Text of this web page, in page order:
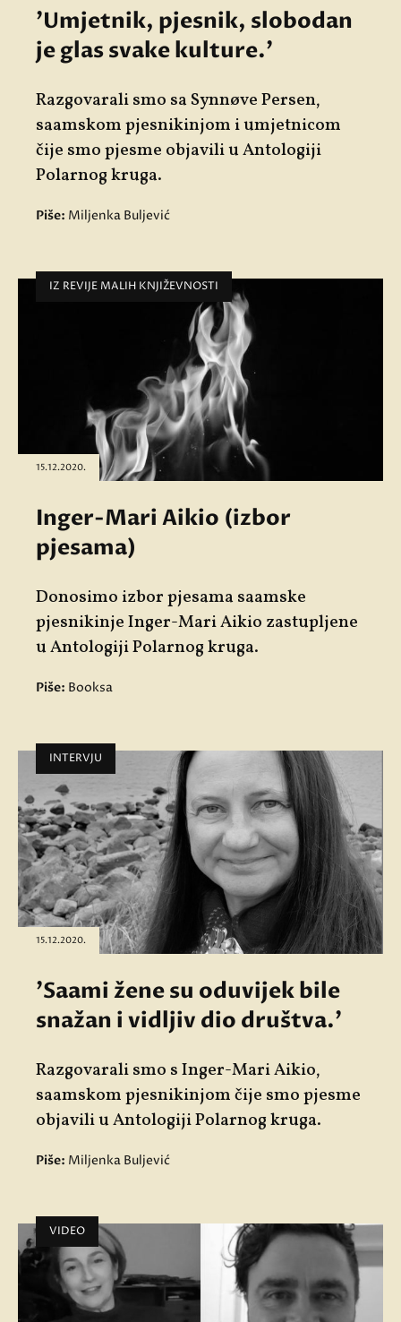
'Umjetnik, pjesnik, slobodan
je glas svake kulture.'
Razgovarali smo sa Synnøve Persen,
saamskom pjesnikinjom i umjetnicom
čije smo pjesme objavili u Antologiji
Polarnog kruga.
Piše: Miljenka Buljević
IZ REVIJE MALIH KNJIŽEVNOSTI
15.12.2020.
Inger-Mari Aikio (izbor
pjesama)
Donosimo izbor pjesama saamske
pjesnikinje Inger-Mari Aikio zastupljene
u Antologiji Polarnog kruga.
Piše: Booksa
INTERVJU
15.12.2020.
'Saami žene su oduvijek bile
snažan i vidljiv dio društva.'
Razgovarali smo s Inger-Mari Aikio,
saamskom pjesnikinjom čije smo pjesme
objavili u Antologiji Polarnog kruga.
Piše: Miljenka Buljević
VIDEO